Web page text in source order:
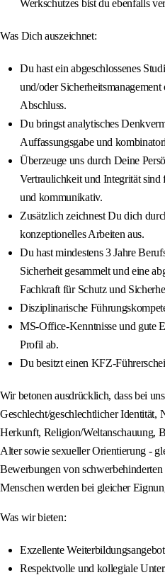
Werkschutzes bist du ebenfalls
Was Dich auszeichnet:
Du hast ein abgeschlossenes
und/oder
Abschluss.
Du bringst analytisches
Auffassungsgabe und
Überzeuge uns durch Deine
Vertraulichkeit und Integrität
und kommunikativ.
Zusätzlich zeichnest Du dich
konzeptionelles Arbeiten aus.
Du hast mindestens 3 Jahre
Sicherheit gesammelt und eine
Fachkraft für Schutz und
Disziplinarische
MS-Office-Kenntnisse und gute
Profil ab.
Du besitzt einen KFZ-
Wir betonen ausdrücklich, dass bei
Geschlecht/geschlechtlicher Identität,
Herkunft, Religion/Weltanschauung,
Alter sowie sexueller Orientierung -
Bewerbungen von
Menschen werden bei gleicher
Was wir bieten:
Exzellente
Respektvolle und kollegiale